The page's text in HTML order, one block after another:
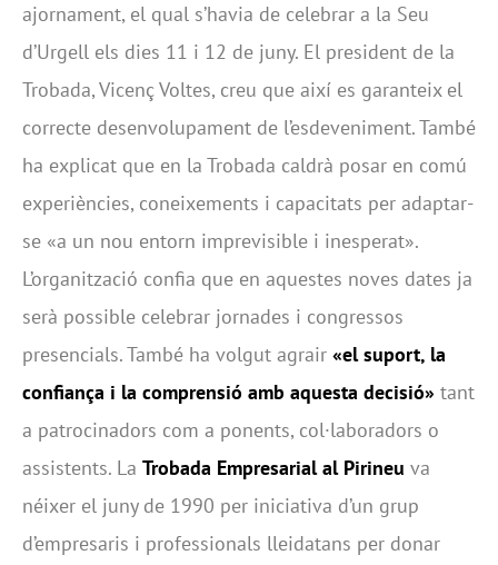
ajornament, el qual s’havia de celebrar a la Seu
d’Urgell els dies 11 i 12 de juny. El president de la
Trobada, Vicenç Voltes, creu que així es garanteix el
correcte desenvolupament de l’esdeveniment. També
ha explicat que en la Trobada caldrà posar en comú
experiències, coneixements i capacitats per adaptar-
se «a un nou entorn imprevisible i inesperat».
L’organització confia que en aquestes noves dates ja
serà possible celebrar jornades i congressos
presencials. També ha volgut agrair «el suport, la
confiança i la comprensió amb aquesta decisió» tant
a patrocinadors com a ponents, col·laboradors o
assistents. La Trobada Empresarial al Pirineu va
néixer el juny de 1990 per iniciativa d’un grup
d’empresaris i professionals lleidatans per donar